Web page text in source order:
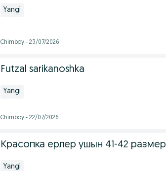
Yangi
Chimboy - 23/07/2026
Futzal sarikanoshka
Yangi
Chimboy - 22/07/2026
Красопка ерлер ушын 41-42 размер
Yangi